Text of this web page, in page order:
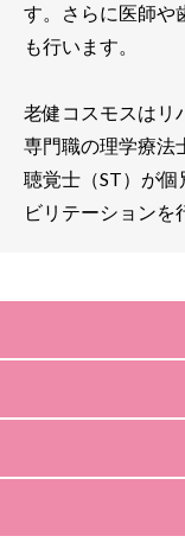
す。さらに医師や
も行います。
老健コスモスはリ
専門職の理学療法
聴覚士（ST）が
ビリテーション